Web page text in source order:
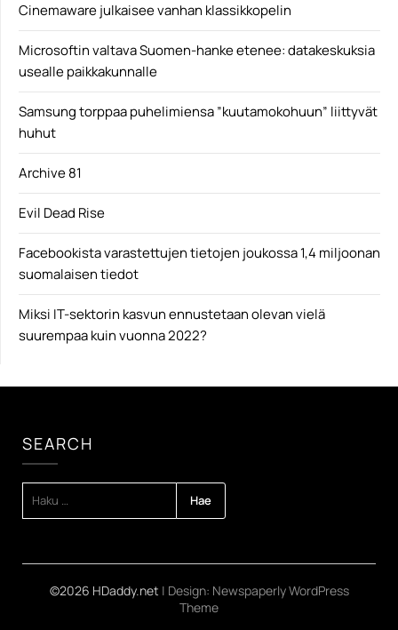
Cinemaware julkaisee vanhan klassikkopelin
Microsoftin valtava Suomen-hanke etenee: datakeskuksia
usealle paikkakunnalle
Samsung torppaa puhelimiensa ”kuutamokohuun” liittyvät
huhut
Archive 81
Evil Dead Rise
Facebookista varastettujen tietojen joukossa 1,4 miljoonan
suomalaisen tiedot
Miksi IT-sektorin kasvun ennustetaan olevan vielä
suurempaa kuin vuonna 2022?
SEARCH
©2026 HDaddy.net | Design: Newspaperly WordPress
Theme